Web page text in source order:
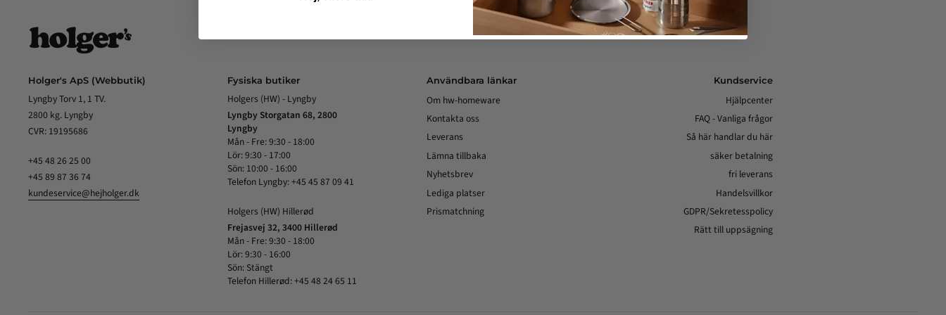
Holger's ApS (Webbutik)
Lyngby Torv 1, 1 TV.
2800 kg. Lyngby
CVR: 19195686
+45 48 26 25 00
+45 89 87 36 74
kundeservice@hejholger.dk
Fysiska butiker
Holgers (HW) - Lyngby
Lyngby Storgatan 68, 2800
Lyngby
Mån - Fre: 9:30 - 18:00
Lör: 9:30 - 17:00
Sön: 10:00 - 16:00
Telefon Lyngby: +45 45 87 09 41
Holgers (HW) Hillerød
Frejasvej 32, 3400 Hillerød
Mån - Fre: 9:30 - 18:00
Lör: 9:30 - 16:00
Sön: Stängt
Telefon Hillerød: +45 48 24 65 11
Användbara länkar
Om hw-homeware
Kontakta oss
Leverans
Lämna tillbaka
Nyhetsbrev
Lediga platser
Prismatchning
Kundservice
Hjälpcenter
FAQ - Vanliga frågor
Så här handlar du här
säker betalning
fri leverans
Handelsvillkor
GDPR/Sekretesspolicy
Rätt till uppsägning